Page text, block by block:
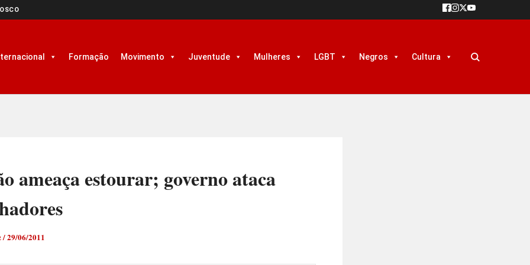
Formação Movimento Juventude Mulheres LGBT Negros Cultura
ameaça estourar; governo ataca
/29/06/2011